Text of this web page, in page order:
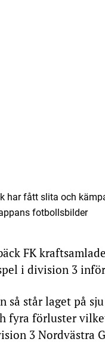
har fått slita och
fotbollsbilder
FK
i division 3 inför
så står laget på
fyra förluster
3 Nordvästra